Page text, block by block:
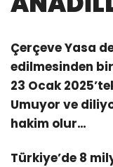
Çerçeve Yasa
edilmesinden
23 Ocak
Umuyor ve
hakim olur…
Türkiye’de 8